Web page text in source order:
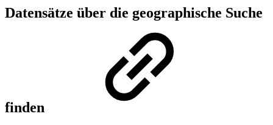
Datensätze über die geographische Suche
finden